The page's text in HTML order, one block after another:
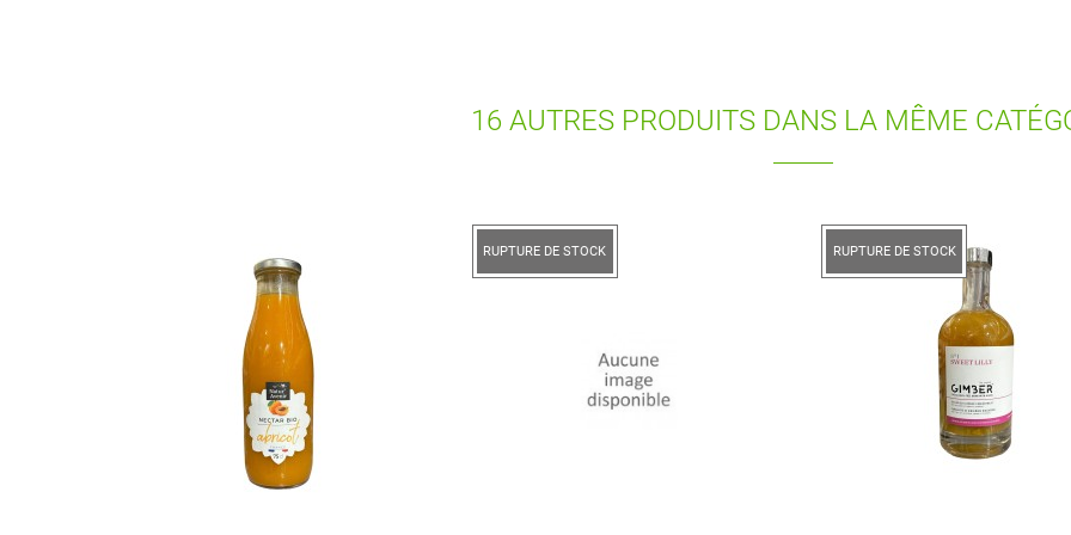
16 AUTRES PRODUITS DANS LA MÊME
RUPTURE DE STOCK RUPTURE DE STOCK